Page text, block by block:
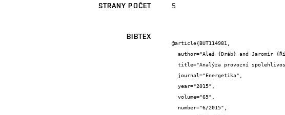
STRANY POČET 5
BIBTEX
@article{BUT114981,